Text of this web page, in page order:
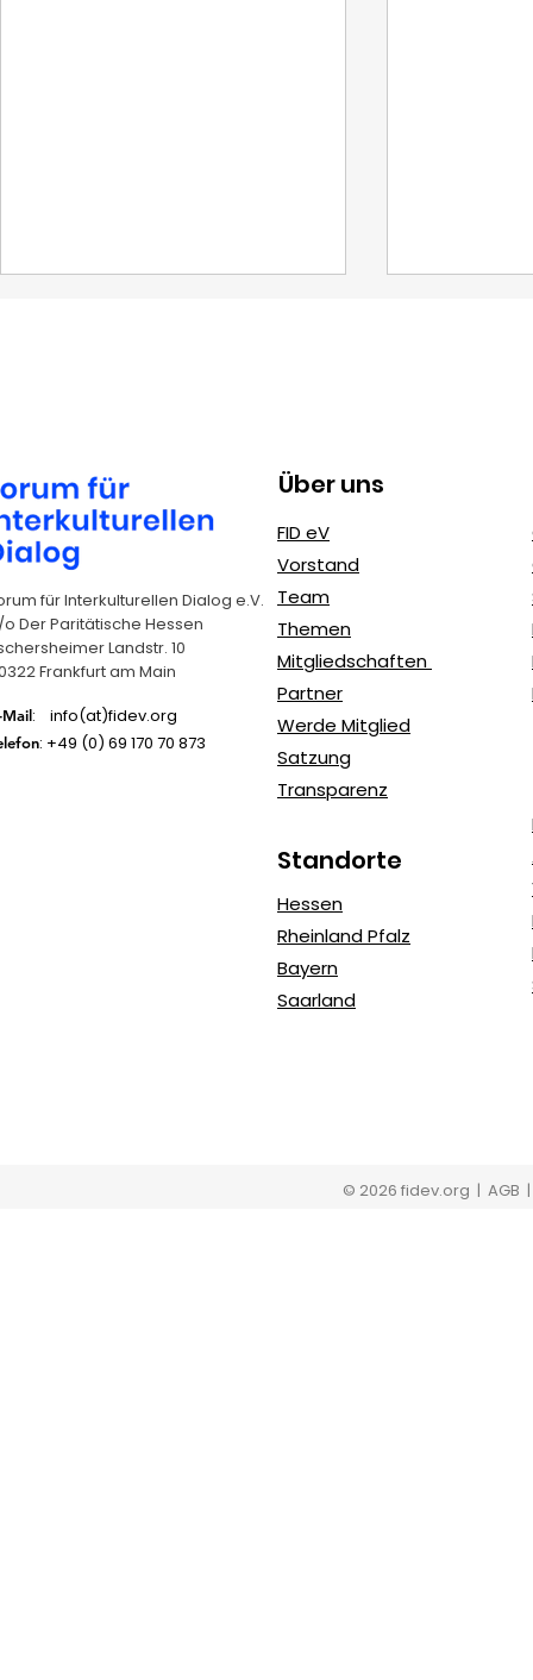
Erasmus+
Jugendprojekte: FIDeV
als erfahrener
Kooperationspartner
mehr
für Interkulturellen Dialog e.V.
Der Paritätische Hessen
Landstr. 10
Frankfurt am Main
Mail: info(at)fidev.org
: +49 (0) 69 170 70 873
Über uns
FID eV
Vorstand
Team
Themen
Mitgliedschaften
Partner
Werde Mitglied
Satzung
Transparenz
Standorte
Hessen
Rheinland Pfalz
Bayern
Saarland
© 2026 fidev.org | AGB